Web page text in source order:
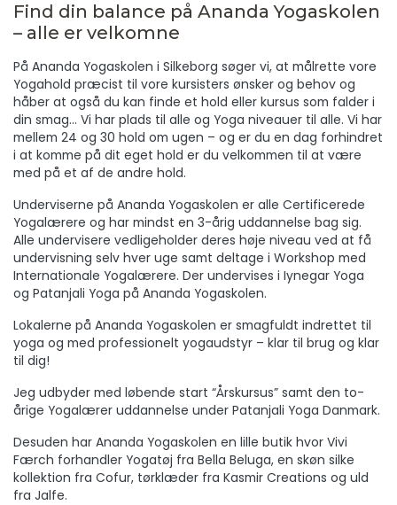
Find din balance på Ananda Yogaskolen
– alle er velkomne
På Ananda Yogaskolen i Silkeborg søger vi, at målrette vore
Yogahold præcist til vore kursisters ønsker og behov og
håber at også du kan finde et hold eller kursus som falder i
din smag… Vi har plads til alle og Yoga niveauer til alle. Vi har
mellem 24 og 30 hold om ugen – og er du en dag forhindret
i at komme på dit eget hold er du velkommen til at være
med på et af de andre hold.
Underviserne på Ananda Yogaskolen er alle Certificerede
Yogalærere og har mindst en 3-årig uddannelse bag sig.
Alle undervisere vedligeholder deres høje niveau ved at få
undervisning selv hver uge samt deltage i Workshop med
Internationale Yogalærere. Der undervises i Iynegar Yoga
og Patanjali Yoga på Ananda Yogaskolen.
Lokalerne på Ananda Yogaskolen er smagfuldt indrettet til
yoga og med professionelt yogaudstyr – klar til brug og klar
til dig!
Jeg udbyder med løbende start “Årskursus” samt den to-
årige Yogalærer uddannelse under Patanjali Yoga Danmark.
Desuden har Ananda Yogaskolen en lille butik hvor Vivi
Færch forhandler Yogatøj fra Bella Beluga, en skøn silke
kollektion fra Cofur, tørklæder fra Kasmir Creations og uld
fra Jalfe.